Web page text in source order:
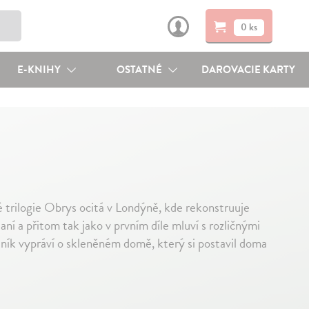
0 ks
E-KNIHY OSTATNÉ DAROVACIE KARTY
Obrys ocitá v Londýně, kde rekonstruuje
a přitom tak jako v prvním díle mluví s rozličnými
vypráví o skleněném domě, který si postavil doma